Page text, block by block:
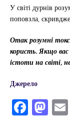
У світі дурнів
поповзла,
Отак розумні
користь. Якщо
істоти на світі,
Джерело
F M